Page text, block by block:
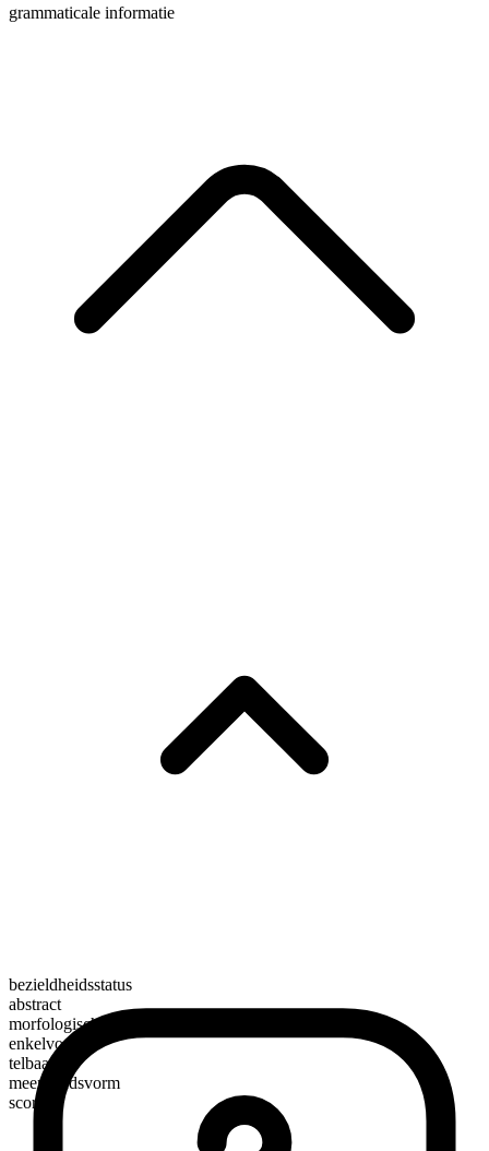
grammaticale informatie
bezieldheidsstatus
abstract
morfologische samenstelling
enkelvoudig
telbaar
meervoudsvorm
scores